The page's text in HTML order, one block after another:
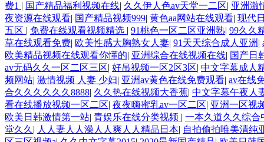
费1 | 国产精品福利视频在线| 久久伊人色av天堂一二区| 亚洲激
夜资源在线观看| 国产精品视频999| 黄色aa网站在线观看| 现代
五区 | 免费在线观看视频精选 | 91桃色一区二区亚洲熟| 99久久
草在线观看免费| 欧美性感大胸熟女人妻| 91天天综合成人亚洲 |
欧美精品视频在线观看你懂的| 亚洲综合在线视频在线| 国产日
av无码久久一区二区三区| 好吊视频一区2区3区| 中文字幕成人
频网站| 激情视频 人妻 少妇| 亚洲av黄色在线免费观看| av在线
合久久久久久久8888| 久久热在线视频大香蕉| 中文字幕午夜人
看在线播放视频一区二区| 夜夜嗨蜜乳av一区二区| 亚洲一区视
欧美日韩激情第一站| 青娱乐在线分类视频 | 一本久道久久综合
堂久久 | 人人妻人人澡人人爽人人精品日本| 自拍偷拍唯美清纯